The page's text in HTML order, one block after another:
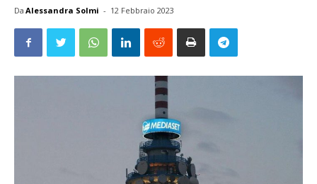
Da Alessandra Solmi - 12 Febbraio 2023